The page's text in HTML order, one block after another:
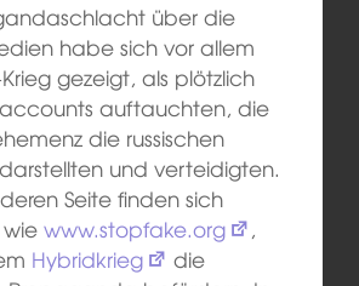
über die
habe sich vor allem
gezeigt, als plötzlich
auftauchten, die
die russischen
und verteidigten.
Seite finden sich
www.stopfake.org
,
Hybridkrieg
die